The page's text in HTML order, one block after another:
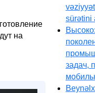
на
sürətini
задач,